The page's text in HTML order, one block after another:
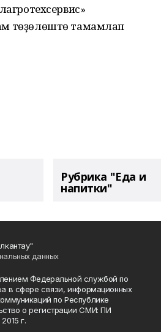
төҙөлөштө тамамлап
Рубрика "Еда и
напитки"
данных
Федеральной службой по
в сфере связи, информационных
по Республике
о регистрации СМИ: ПИ
г.